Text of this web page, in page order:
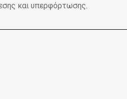
και υπερφόρτωσης.